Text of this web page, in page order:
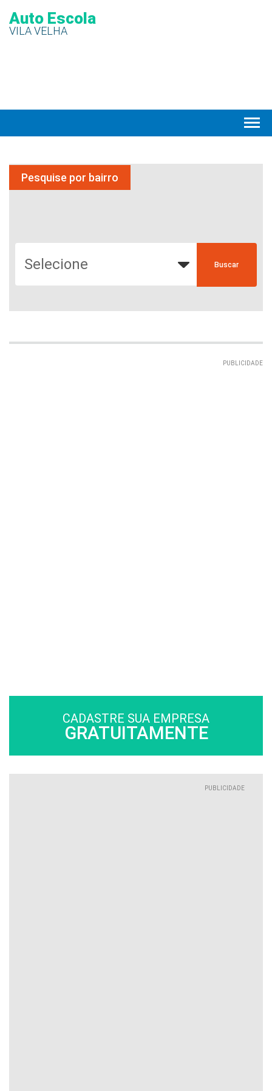
Auto Escola
VILA VELHA
Pesquise por bairro
PUBLICIDADE
CADASTRE SUA EMPRESA
GRATUITAMENTE
PUBLICIDADE